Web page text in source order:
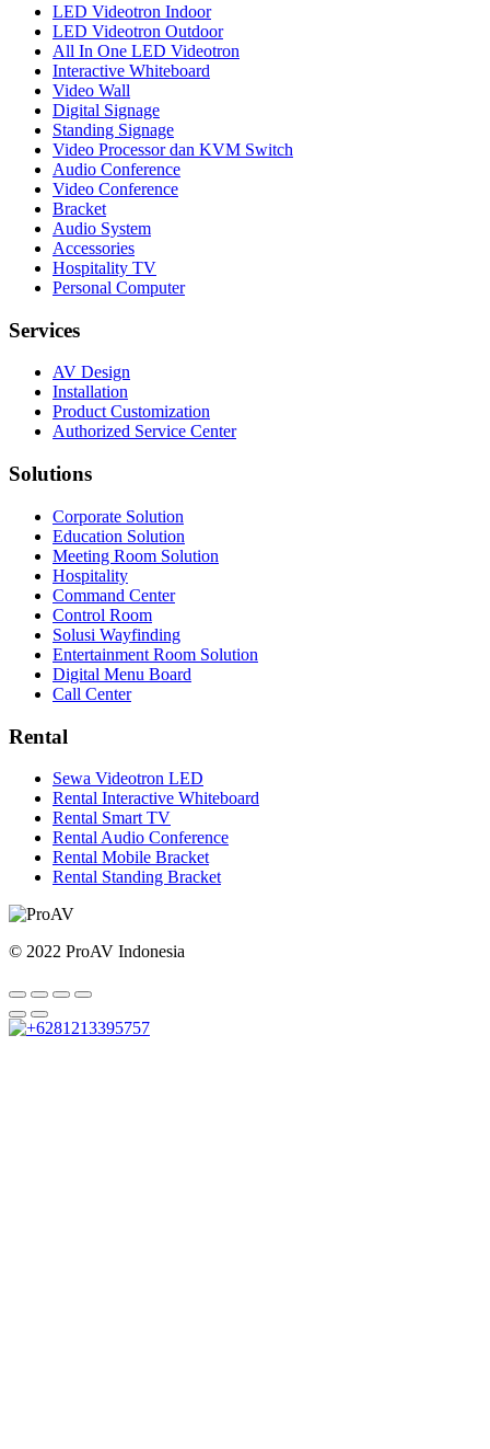
LED Videotron Indoor
LED Videotron Outdoor
All In One LED Videotron
Interactive Whiteboard
Video Wall
Digital Signage
Standing Signage
Video Processor dan KVM Switch
Audio Conference
Video Conference
Bracket
Audio System
Accessories
Hospitality TV
Personal Computer
Services
AV Design
Installation
Product Customization
Authorized Service Center
Solutions
Corporate Solution
Education Solution
Meeting Room Solution
Hospitality
Command Center
Control Room
Solusi Wayfinding
Entertainment Room Solution
Digital Menu Board
Call Center
Rental
Sewa Videotron LED
Rental Interactive Whiteboard
Rental Smart TV
Rental Audio Conference
Rental Mobile Bracket
Rental Standing Bracket
© 2022 ProAV Indonesia